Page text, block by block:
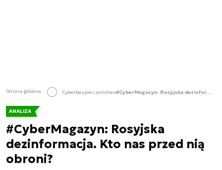
Strona główna Cyberbezpieczeństwo #CyberMagazyn: Rosyjska dezinformacja. Kto nas przed nią obroni?
ANALIZA
#CyberMagazyn: Rosyjska
dezinformacja. Kto nas przed nią
obroni?